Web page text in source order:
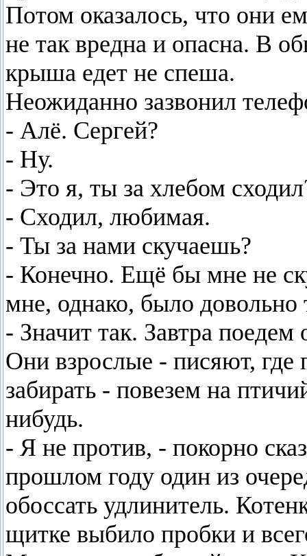
Потом оказалось, что они
не так вредна и опасна. В
крыша едет не спеша.
Неожиданно зазвонил
- Алё. Сергей?
- Ну.
- Это я, ты за хлебом
- Сходил, любимая.
- Ты за нами скучаешь?
- Конечно. Ещё бы мне не
мне, однако, было довольно
- Значит так. Завтра
Они взрослые - писяют, где
забирать - повезем на
нибудь.
- Я не против, - покорно
прошлом году один из
обоссать удлинитель.
щитке выбило пробки и